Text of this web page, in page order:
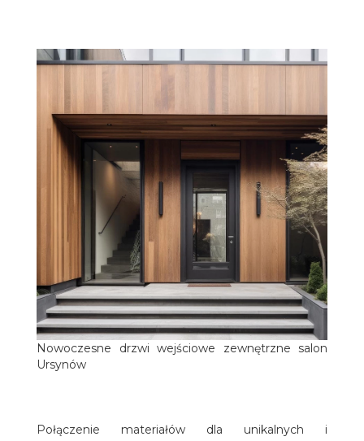
Nowoczesne drzwi wejściowe zewnętrzne salon
Ursynów
Połączenie materiałów dla unikalnych i